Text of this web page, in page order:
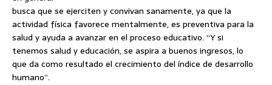
busca que se ejerciten y convivan sanamente, ya que la
actividad física favorece mentalmente, es preventiva para la
salud y ayuda a avanzar en el proceso educativo. “Y si
tenemos salud y educación, se aspira a buenos ingresos, lo
que da como resultado el crecimiento del índice de desarrollo
humano”.